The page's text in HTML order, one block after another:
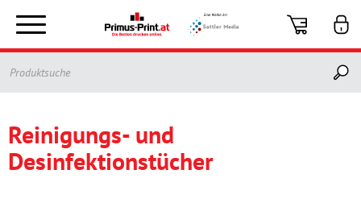
Toggle
navigation
Reinigungs- und
Desinfektionstücher